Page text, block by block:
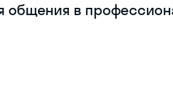
общения в